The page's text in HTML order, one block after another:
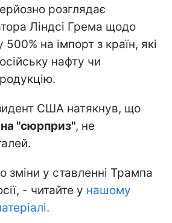
розглядає
Ліндсі Грема щодо
на імпорт з країн, які
нафту чи
США натякнув, що
"сюрприз", не
зміни у ставленні Трампа
- читайте у нашому